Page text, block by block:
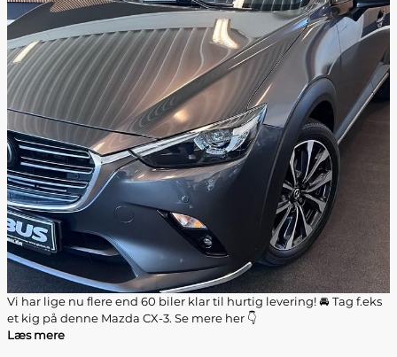
Vi har lige nu flere end 60 biler klar til hurtig levering! 🚘 Tag f.eks
et kig på denne Mazda CX-3. Se mere her 👇
Læs mere